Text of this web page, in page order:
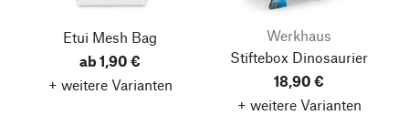
Etui Mesh Bag
ab 1,90 €
+ weitere Varianten
Werkhaus
Stiftebox Dinosaurier
18,90 €
+ weitere Varianten